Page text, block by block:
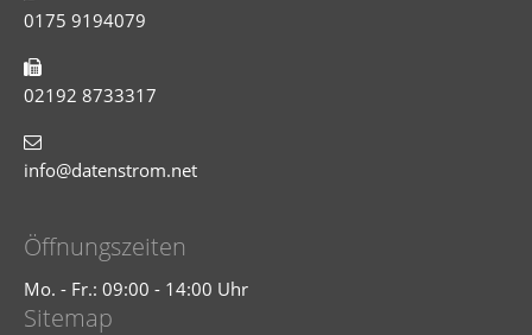
0175 9194079
02192 8733317
info@datenstrom.net
Öffnungszeiten
Mo. - Fr.: 09:00 - 14:00 Uhr
Sitemap